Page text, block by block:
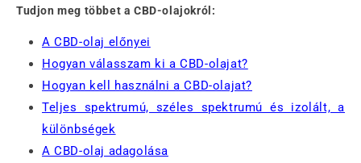
Tudjon meg többet a CBD-olajokról:
A CBD-olaj előnyei
Hogyan válasszam ki a CBD-olajat?
Hogyan kell használni a CBD-olajat?
Teljes spektrumú, széles spektrumú és izolált, a
különbségek
A CBD-olaj adagolása